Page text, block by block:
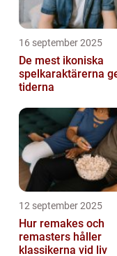
16 september 2025
De mest ikoniska
spelkaraktärerna
tiderna
12 september 2025
Hur remakes och
remasters håller
klassikerna vid liv